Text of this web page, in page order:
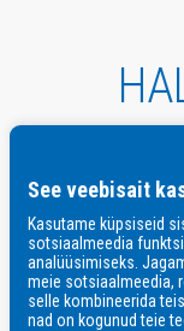
See veebisait
Kasutame küpsiseid
sotsiaalmeedia
analüüsimiseks.
meie sotsiaalmeedia,
selle kombineerida
nad on kogunud teie